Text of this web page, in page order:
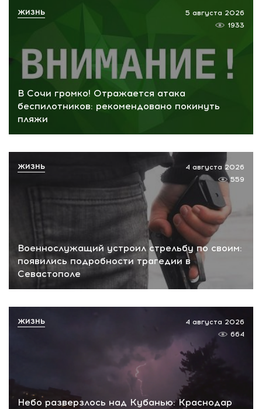
В Сочи громко! Отражается атака
беспилотников: рекомендовано покинуть
пляжи
5 августа 2026
1933
ЖИЗНЬ
Военнослужащий устроил стрельбу по своим:
появились подробности трагедии в
Севастополе
4 августа 2026
559
ЖИЗНЬ
Небо разверзлось над Кубанью: Краснодар
4 августа 2026
664
ЖИЗНЬ